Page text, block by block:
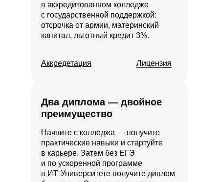
Лицензия
в аккредитованном колледже
с государственной поддержкой:
отсрочка от армии, материнский
капитал, льготный кредит 3%.
Аккредетация
Два диплома — двойное
преимущество
Начните с колледжа — получите
практические навыки и стартуйте
в карьере. Затем без ЕГЭ
и по ускоренной программе
в ИТ‑Университете получите диплом